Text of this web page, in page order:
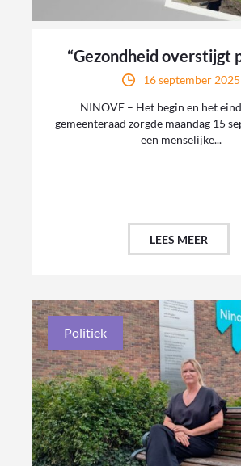
“Gezondheid overstijgt
16 september 2025
NINOVE – Het begin en het
gemeenteraad zorgde maandag 15
een menselijke...
LEES MEER
Politiek